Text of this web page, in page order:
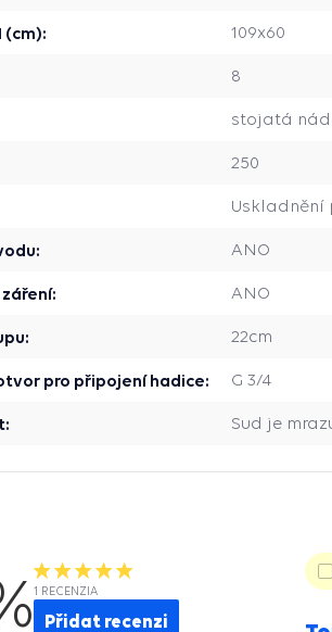
(cm): 109x60
8
stojatá
250
Uskladnění
ANO
ANO
22cm
pro připojení hadice: G 3/4
Sud je
1 RECENZIA
Přidat recenzi